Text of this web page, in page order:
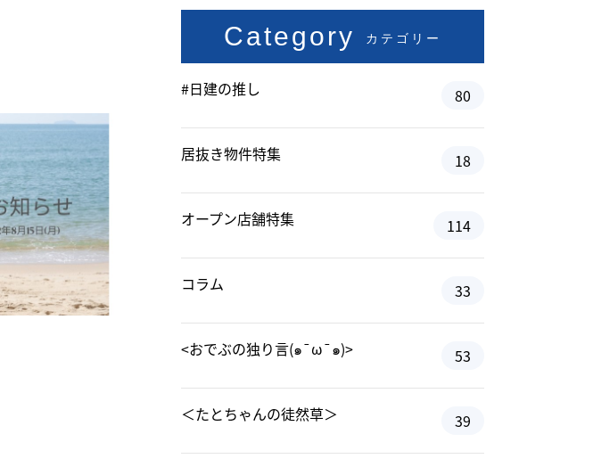
Category カテゴリー
#日建の推し 80
居抜き物件特集 18
オープン店舗特集 114
コラム 33
<おでぶの独り言(๑¯ω¯๑)> 53
＜たとちゃんの徒然草＞ 39